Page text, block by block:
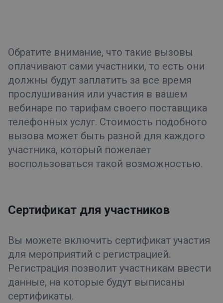
Обратите внимание, что такие вызовы
оплачивают сами участники, то есть они
должны будут заплатить за все время
прослушивания или участия в вашем
вебинаре по тарифам своего поставщика
телефонных услуг. Стоимость подобного
вызова может быть разной для каждого
участника, который пожелает
воспользоваться такой возможностью.
Сертификат для участников
Вы можете включить сертификат участия
для мероприятий с регистрацией.
Регистрация позволит участникам ввести
данные, на которые будут выписаны
сертификаты.